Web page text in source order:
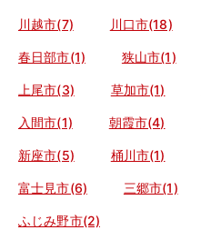
川越市(7) 川口市(18)
春日部市(1) 狭山市(1)
上尾市(3) 草加市(1)
入間市(1) 朝霞市(4)
新座市(5) 桶川市(1)
富士見市(6) 三郷市(1)
ふじみ野市(2)